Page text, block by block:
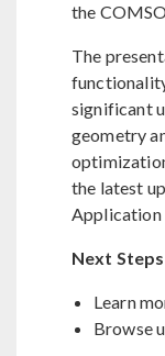
the
The
significant
geometry
the latest
Application
Next Steps
Learn
Browse